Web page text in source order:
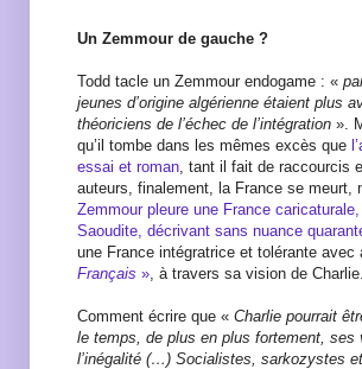
Un Zemmour de gauche ?
Todd tacle un Zemmour endogame : «
jeunes d’origine algérienne étaient plus
théoriciens de l’échec de l’intégration ».
qu’il tombe dans les mêmes excès que
essai et roman , tant il fait de raccourcis
auteurs, finalement, la France se meurt,
Zemmour pleure une France
Saoudite, décrivant sans nuance
une France intégratrice et tolérante avec
Français » , à travers sa vision de Charlie.
Comment écrire que « Charlie pourrait
le temps, de plus en plus fortement, ses
l’inégalité (…) Socialistes, sarkozystes